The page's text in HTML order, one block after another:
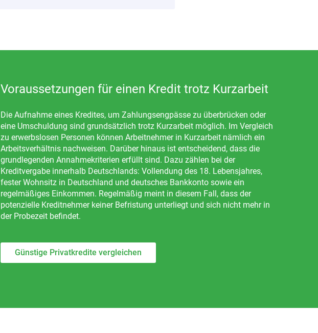
Voraussetzungen für einen Kredit trotz Kurzarbeit
Die Aufnahme eines Kredites, um Zahlungsengpässe zu überbrücken oder
eine Umschuldung sind grundsätzlich trotz Kurzarbeit möglich. Im Vergleich
zu erwerbslosen Personen können Arbeitnehmer in Kurzarbeit nämlich ein
Arbeitsverhältnis nachweisen. Darüber hinaus ist entscheidend, dass die
grundlegenden Annahmekriterien erfüllt sind. Dazu zählen bei der
Kreditvergabe innerhalb Deutschlands: Vollendung des 18. Lebensjahres,
fester Wohnsitz in Deutschland und deutsches Bankkonto sowie ein
regelmäßiges Einkommen. Regelmäßig meint in diesem Fall, dass der
potenzielle Kreditnehmer keiner Befristung unterliegt und sich nicht mehr in
der Probezeit befindet.
Günstige Privatkredite vergleichen